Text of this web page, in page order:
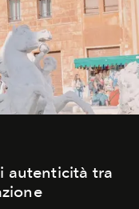
autenticità tra